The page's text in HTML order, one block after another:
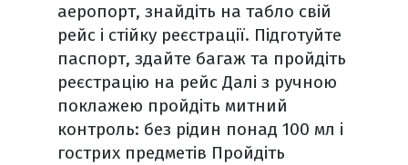
аеропорт, знайдіть на табло свій
рейс і стійку реєстрації. Підготуйте
паспорт, здайте багаж та пройдіть
реєстрацію на рейс Далі з ручною
поклажею пройдіть митний
контроль: без рідин понад 100 мл і
гострих предметів Пройдіть